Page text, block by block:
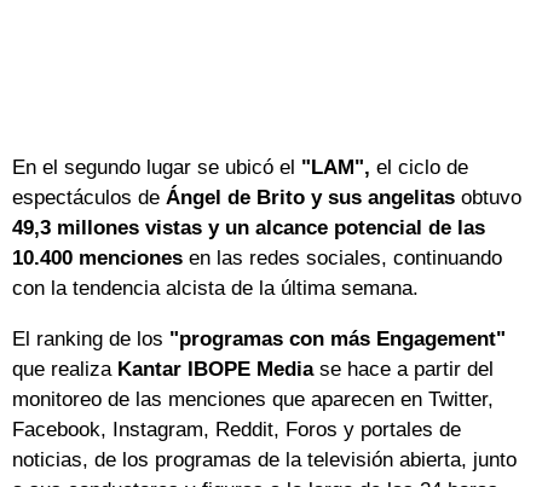
En el segundo lugar se ubicó el "LAM", el ciclo de
espectáculos de Ángel de Brito y sus angelitas obtuvo
49,3 millones vistas y un alcance potencial de las
10.400 menciones en las redes sociales, continuando
con la tendencia alcista de la última semana.
El ranking de los "programas con más Engagement"
que realiza Kantar IBOPE Mediase hace a partir del
monitoreo de las menciones que aparecen en Twitter,
Facebook, Instagram, Reddit, Foros y portales de
noticias, de los programas de la televisión abierta, junto